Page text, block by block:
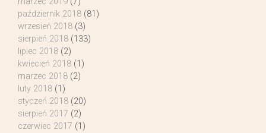
październik 2018 (81)
wrzesień 2018 (3)
sierpień 2018 (133)
lipiec 2018 (2)
kwiecień 2018 (1)
marzec 2018 (2)
luty 2018 (1)
styczeń 2018 (20)
sierpień 2017 (2)
czerwiec 2017 (1)